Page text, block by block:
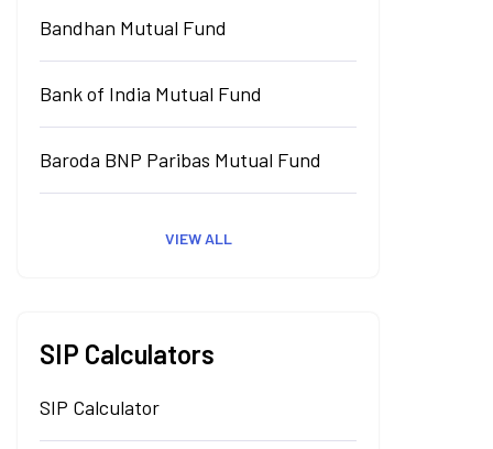
Bandhan Mutual Fund
Bank of India Mutual Fund
Baroda BNP Paribas Mutual Fund
VIEW ALL
SIP Calculators
SIP Calculator